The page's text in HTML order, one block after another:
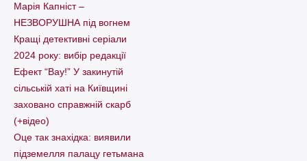
Марія Капніст –
НЕЗВОРУШНА під вогнем
Кращі детективні серіали
2024 року: вибір редакції
Ефект “Вау!” У закинутій
сільській хаті на Київщині
заховано справжній скарб
(+відео)
Оце так знахідка: виявили
підземелля палацу гетьмана